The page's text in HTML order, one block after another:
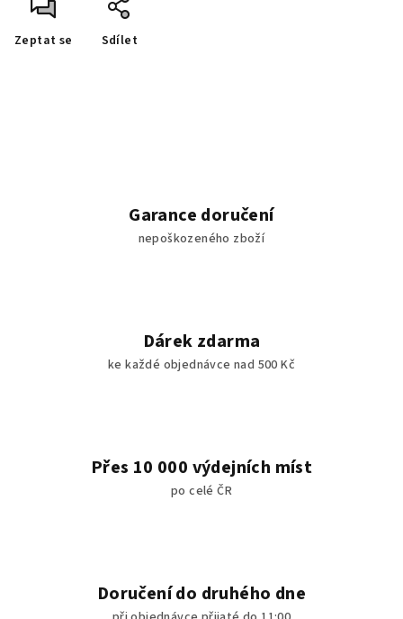
Zeptat se Sdílet
Garance doručení
nepoškozeného zboží
Dárek zdarma
ke každé objednávce nad 500 Kč
Přes 10 000 výdejních míst
po celé ČR
Doručení do druhého dne